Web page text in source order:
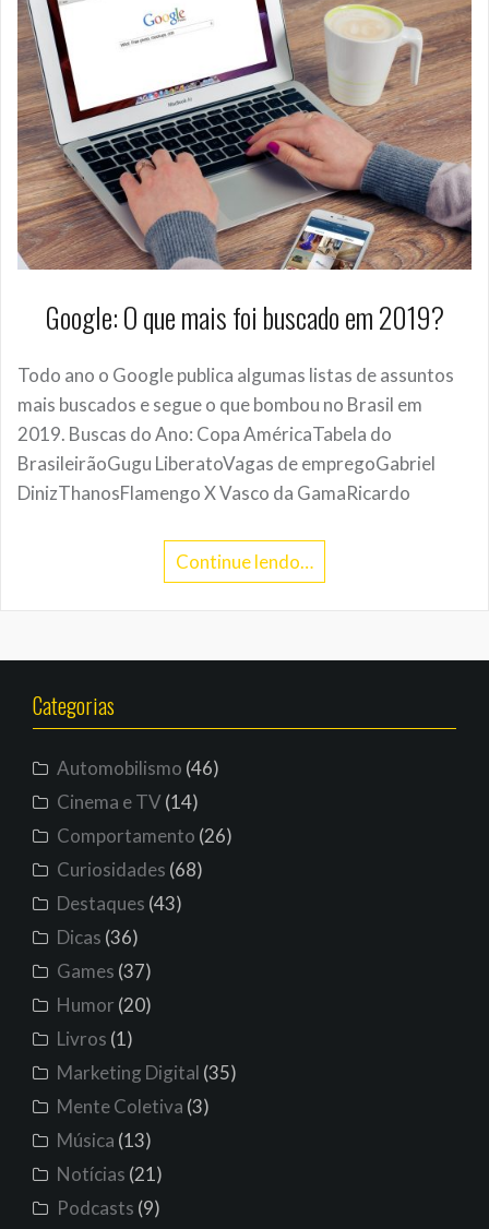
Google: O que mais foi buscado em 2019?
Todo ano o Google publica algumas listas de assuntos
mais buscados e segue o que bombou no Brasil em
2019. Buscas do Ano: Copa AméricaTabela do
BrasileirãoGugu LiberatoVagas de empregoGabriel
DinizThanosFlamengo X Vasco da GamaRicardo
Continue lendo…
Categorias
Automobilismo (46)
Cinema e TV(14)
Comportamento (26)
Curiosidades (68)
Destaques (43)
Dicas (36)
Games (37)
Humor (20)
Livros (1)
Marketing Digital (35)
Mente Coletiva (3)
Música (13)
Notícias (21)
Podcasts (9)